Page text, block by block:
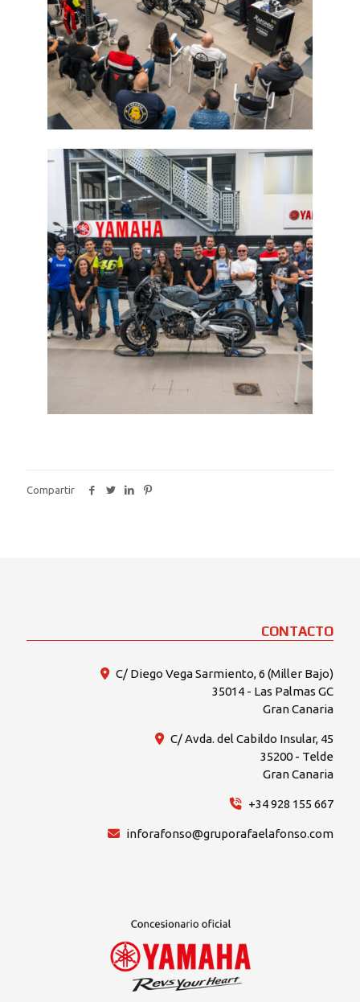
Compartir
CONTACTO
C/ Diego Vega Sarmiento, 6 (Miller Bajo)
35014 - Las Palmas GC
Gran Canaria
C/ Avda. del Cabildo Insular, 45
35200 - Telde
Gran Canaria
+34 928 155 667
inforafonso@gruporafaelafonso.com